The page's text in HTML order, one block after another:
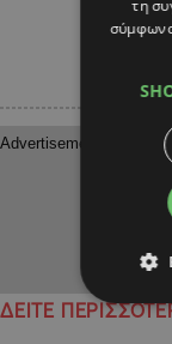
ΔΕΙΤΕ
τη
σύμφωνα